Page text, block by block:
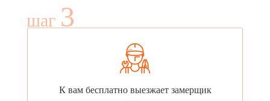
шаг 3
К вам бесплатно выезжает замерщик